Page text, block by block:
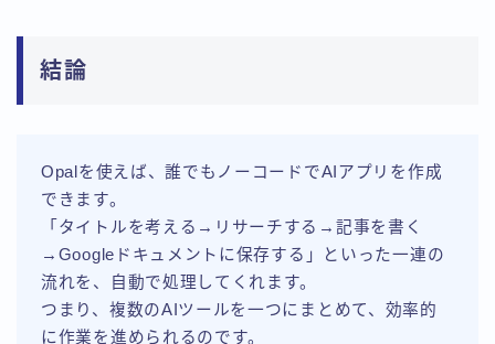
結論
Opalを使えば、誰でもノーコードでAIアプリを作成
できます。
「タイトルを考える→リサーチする→記事を書く
→Googleドキュメントに保存する」といった一連の
流れを、自動で処理してくれます。
つまり、複数のAIツールを一つにまとめて、効率的
に作業を進められるのです。